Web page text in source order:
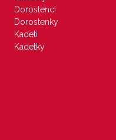
Dorostenci
Dorostenky
Kadeti
Kadetky